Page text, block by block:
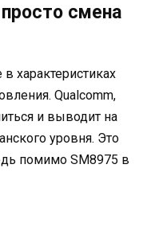
смена
характеристиках
Qualcomm,
и выводит на
уровня. Это
помимо SM8975 в